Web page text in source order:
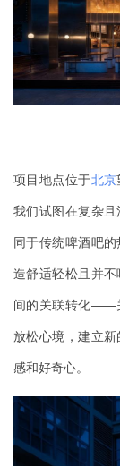
项目地点位于北京
我们试图在复杂且
同于传统啤酒吧
造舒适轻松且并
间的关联转化——
放松心境，建立
感和好奇心。